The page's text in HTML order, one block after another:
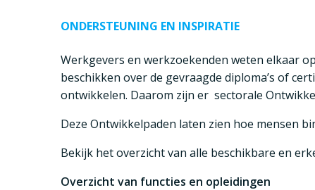
ONDERSTEUNING EN INSPIRATIE
Werkgevers en werkzoekenden weten elkaar
beschikken over de gevraagde diploma’s of
ontwikkelen. Daarom zijn er sectorale
Deze Ontwikkelpaden laten zien hoe mensen
Bekijk het overzicht van alle beschikbare en
Overzicht van functies en opleidingen